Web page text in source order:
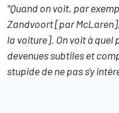
"Quand on voit, par
Zandvoort [par
la voiture]. On voit à quel
devenues subtiles et
stupide de ne pas s'y